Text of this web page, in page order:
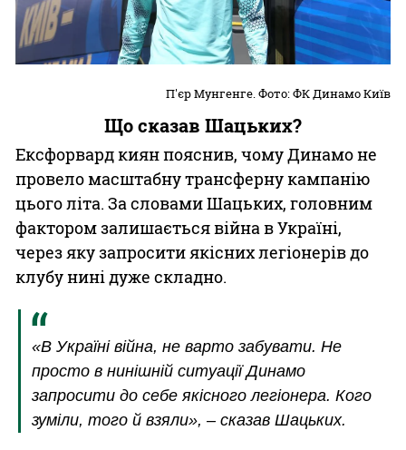
П'єр Мунгенге. Фото: ФК Динамо Київ
Що сказав Шацьких?
Ексфорвард киян пояснив, чому Динамо не
провело масштабну трансферну кампанію
цього літа. За словами Шацьких, головним
фактором залишається війна в Україні,
через яку запросити якісних легіонерів до
клубу нині дуже складно.
«В Україні війна, не варто забувати. Не
просто в нинішній ситуації Динамо
запросити до себе якісного легіонера. Кого
зуміли, того й взяли», – сказав Шацьких.